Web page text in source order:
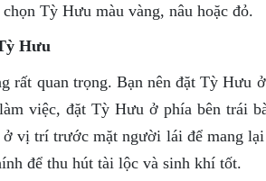
Tỳ Hưu màu vàng, nâu hoặc đỏ.
Hưu
rất quan trọng. Bạn nên đặt Tỳ Hưu
việc, đặt Tỳ Hưu ở phía bên trái
vị trí trước mặt người lái để mang
để thu hút tài lộc và sinh khí tốt.